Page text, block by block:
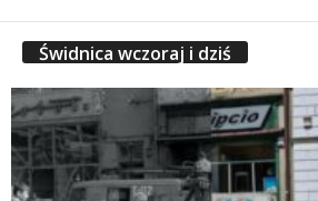
Świdnica wczoraj i dziś